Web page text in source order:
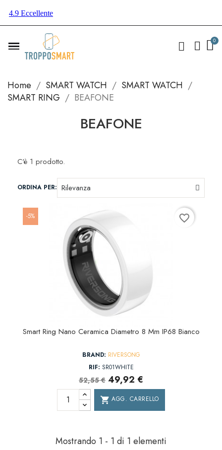
Home SMART WATCH
SMART WATCH
SMART RING
BEAFONE
BEAFONE
C'è 1 prodotto.
ORDINA PER:
-5%
Smart Ring Nano Ceramica Diametro 8 Mm IP68 Bianco
BRAND: RIVERSONG
RIF: SR01WHITE
52,55 € 49,92 €
shopping_cart AGG. CARRELLO
favorite_border
Mostrando 1 - 1 di 1 elementi